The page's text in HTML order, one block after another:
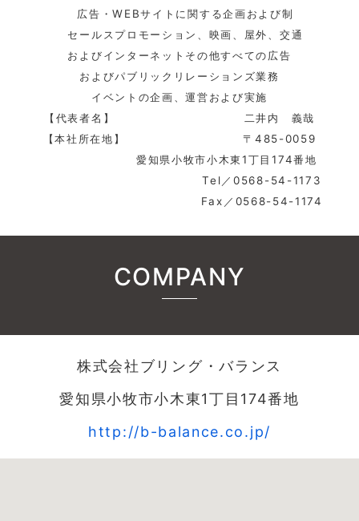
広告・WEBサイトに関する企画および制
セールスプロモーション、映画、屋外、交通
およびインターネットその他すべての広告
およびパブリックリレーションズ業務
イベントの企画、運営および実施
【代表者名】 二井内 義哉
【本社所在地】 〒485-0059
愛知県小牧市小木東1丁目174番地
Tel／0568-54-1173
Fax／0568-54-1174
COMPANY
株式会社ブリング・バランス
愛知県小牧市小木東1丁目174番地
http://b-balance.co.jp/